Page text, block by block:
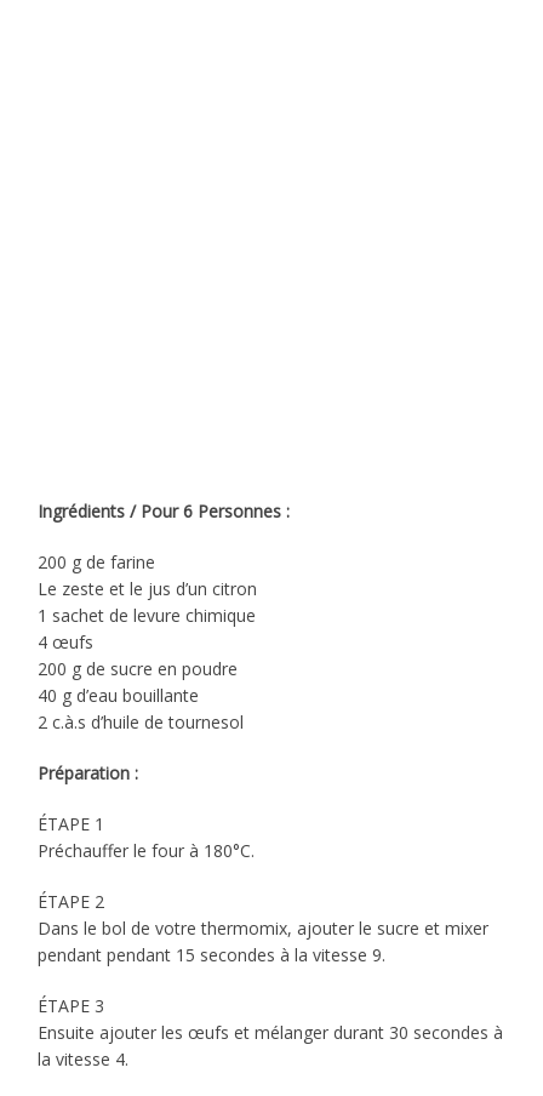
Ingrédients / Pour 6 Personnes :
200 g de farine
Le zeste et le jus d’un citron
1 sachet de levure chimique
4 œufs
200 g de sucre en poudre
40 g d’eau bouillante
2 c.à.s d’huile de tournesol
Préparation :
ÉTAPE 1
Préchauffer le four à 180°C.
ÉTAPE 2
Dans le bol de votre thermomix, ajouter le sucre et mixer
pendant pendant 15 secondes à la vitesse 9.
ÉTAPE 3
Ensuite ajouter les œufs et mélanger durant 30 secondes à
la vitesse 4.